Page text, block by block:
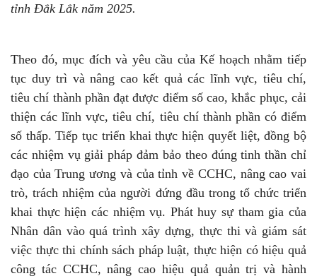
tỉnh Đắk Lắk năm 2025.
Theo đó, mục đích và yêu cầu của Kế hoạch nhằm tiếp
tục duy trì và nâng cao kết quả các lĩnh vực, tiêu chí,
tiêu chí thành phần đạt được điểm số cao, khắc phục, cải
thiện các lĩnh vực, tiêu chí, tiêu chí thành phần có điểm
số thấp. Tiếp tục triển khai thực hiện quyết liệt, đồng bộ
các nhiệm vụ giải pháp đảm bảo theo đúng tinh thần chỉ
đạo của Trung ương và của tỉnh về CCHC, nâng cao vai
trò, trách nhiệm của người đứng đầu trong tổ chức triển
khai thực hiện các nhiệm vụ. Phát huy sự tham gia của
Nhân dân vào quá trình xây dựng, thực thi và giám sát
việc thực thi chính sách pháp luật, thực hiện có hiệu quả
công tác CCHC, nâng cao hiệu quả quản trị và hành